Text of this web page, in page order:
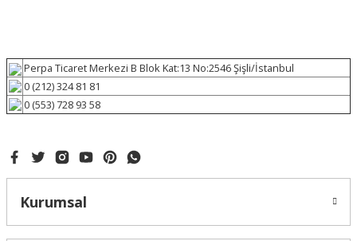
Perpa Ticaret Merkezi B Blok Kat:13 No:2546 Şişli/İstanbul
0 (212) 324 81 81
0 (553) 728 93 58
Kurumsal